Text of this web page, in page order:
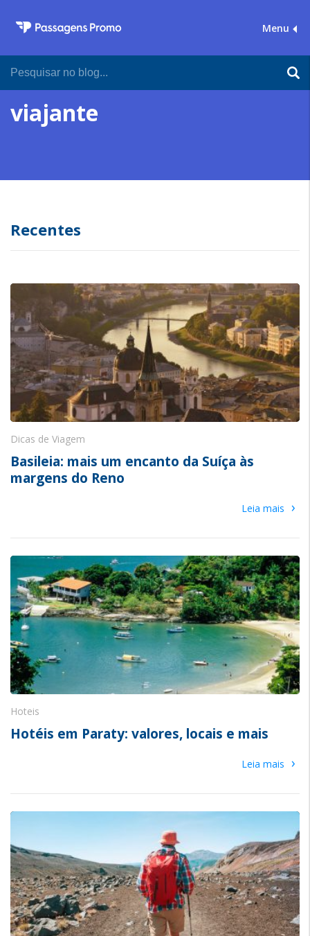
Menu
viajante
Recentes
Dicas de Viagem
Basileia: mais um encanto da Suíça às
margens do Reno
Leia mais ›
Hoteis
Hotéis em Paraty: valores, locais e mais
Leia mais ›